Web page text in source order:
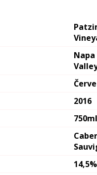
Napa
2016
750ml
14,5%